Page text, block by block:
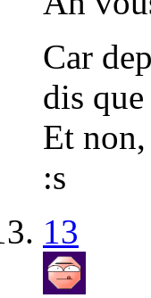
Car
dis
Et
:s
13